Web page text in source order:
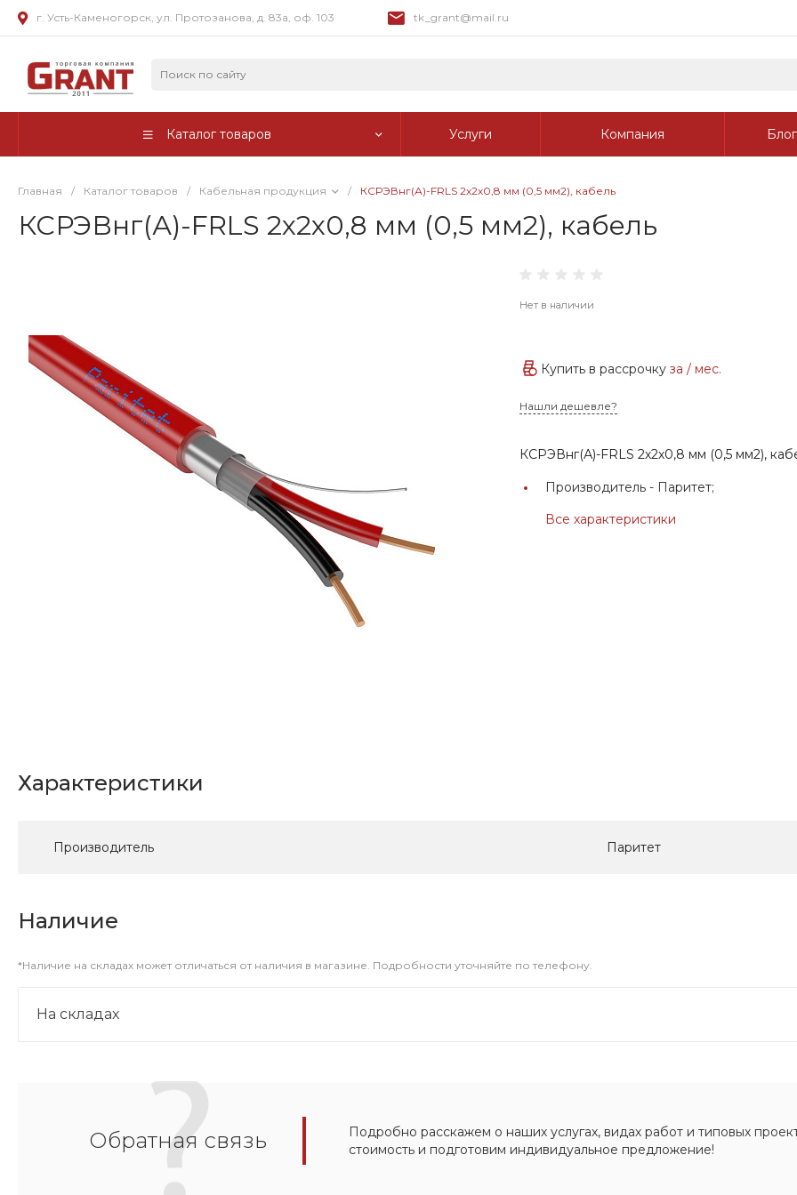
г. Усть-Каменогорск, ул. Протозанова, д. 83а, оф. 103 tk_grant@mail.ru
Каталог товаров Услуги Компания Блог
Главная / Каталог товаров / Кабельная продукция / КСРЭВнг(А)-FRLS 2х2х0,8 мм (0,5 мм2), кабель
КСРЭВнг(А)-FRLS 2х2х0,8 мм (0,5 мм2), кабель
Нет в наличии
Купить в рассрочкуза/ мес.
Нашли дешевле?
КСРЭВнг(А)-FRLS 2х2х0,8 мм (0,5 мм2),
Производитель - Паритет;
Все характеристики
Характеристики
Производитель Паритет
Наличие
*Наличие на складах может отличаться от наличия в магазине. Подробности уточняйте по телефону.
На складах
Обратная связь
Подробно расскажем о наших услугах, видах работ и типовых
стоимость и подготовим индивидуальное предложение!